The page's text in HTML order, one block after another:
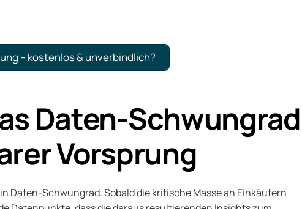
– kostenlos & unverbindlich?
Daten-Schwungrad
Vorsprung
Daten-Schwungrad. Sobald die kritische Masse an Einkäufern